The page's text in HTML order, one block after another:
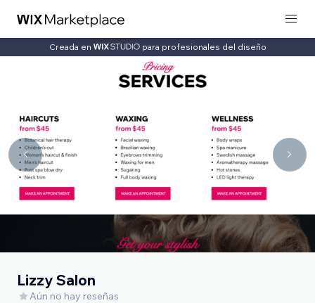
Creada en para profesionales del diseño
Lizzy Salon
Aún no hay reseñas